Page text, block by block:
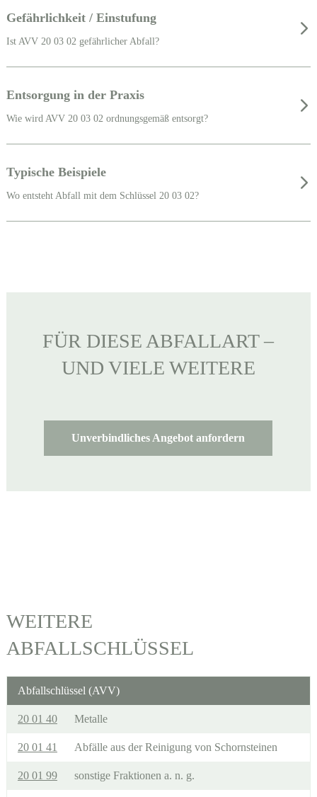
Gefährlichkeit / Einstufung
Ist AVV 20 03 02 gefährlicher Abfall?
Entsorgung in der Praxis
Wie wird AVV 20 03 02 ordnungsgemäß entsorgt?
Typische Beispiele
Wo entsteht Abfall mit dem Schlüssel 20 03 02?
FÜR DIESE ABFALLART –
UND VIELE WEITERE
Unverbindliches Angebot anfordern
WEITERE
ABFALLSCHLÜSSEL
Abfallschlüssel (AVV)
20 01 40 Metalle
20 01 41 Abfälle aus der Reinigung von Schornsteinen
20 01 99 sonstige Fraktionen a. n. g.